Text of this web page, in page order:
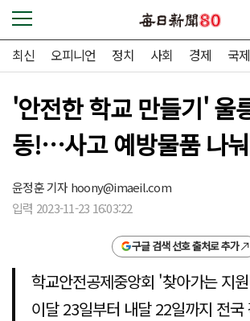
최신 오피니언 정치 사회 경제 국제
'안전한 학교 만들기' 울
동!…사고 예방물품 나눠
윤정훈 기자hoony@imaeil.com
입력 2023-11-23 16:03:22
구글 검색 선호 출처로 추가
학교안전공제중앙회 '찾아가는 지
이달 23일부터 내달 22일까지 전